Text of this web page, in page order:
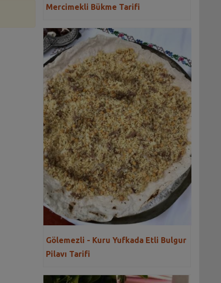
Mercimekli Bükme Tarifi
Gölemezli - Kuru Yufkada Etli Bulgur
Pilavı Tarifi